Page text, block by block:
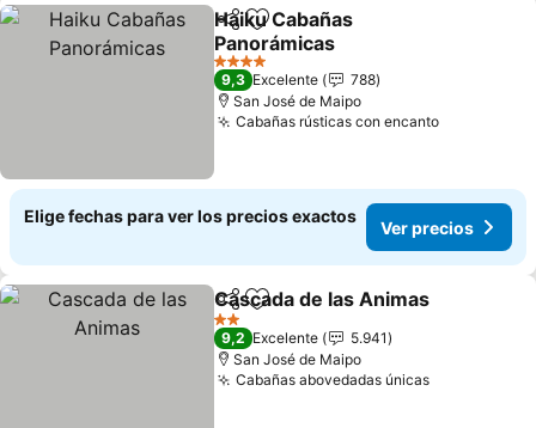
CompartirAgregar a favoritos
Haiku Cabañas
Panorámicas
Ver precios
4 Estrellas
9,3 Excelente
788
San José de Maipo
Cabañas rústicas con encantoVer
Elige fechas para ver los precios exactos
Ver precios
CompartirAgregar a favoritos
Cascada de las Animas
2 Estrellas
9,2 Excelente
5.941
San José de Maipo
Cabañas abovedadas únicasVer precios